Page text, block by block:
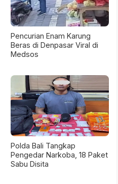
Pencurian Enam Karung
Beras di Denpasar Viral di
Medsos
Polda Bali Tangkap
Pengedar Narkoba, 18 Paket
Sabu Disita